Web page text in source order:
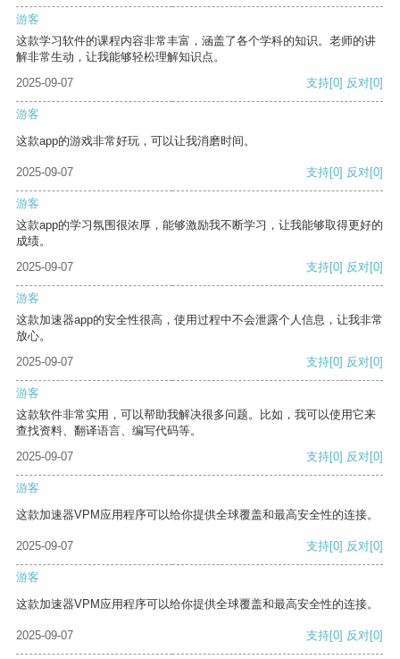
游客
这款学习软件的课程内容非常丰富，涵盖了各个学科的知识。老师的讲
解非常生动，让我能够轻松理解知识点。
2025-09-07
支持[0] 反对[0]
游客
这款app的游戏非常好玩，可以让我消磨时间。
2025-09-07 支持[0] 反对[0]
游客
这款app的学习氛围很浓厚，能够激励我不断学习，让我能够取得更好的
成绩。
2025-09-07
支持[0] 反对[0]
游客
这款加速器app的安全性很高，使用过程中不会泄露个人信息，让我非常
放心。
2025-09-07
支持[0] 反对[0]
游客
这款软件非常实用，可以帮助我解决很多问题。比如，我可以使用它来
查找资料、翻译语言、编写代码等。
2025-09-07
支持[0] 反对[0]
游客
这款加速器VPM应用程序可以给你提供全球覆盖和最高安全性的连接。
2025-09-07 支持[0] 反对[0]
游客
这款加速器VPM应用程序可以给你提供全球覆盖和最高安全性的连接。
2025-09-07 支持[0] 反对[0]